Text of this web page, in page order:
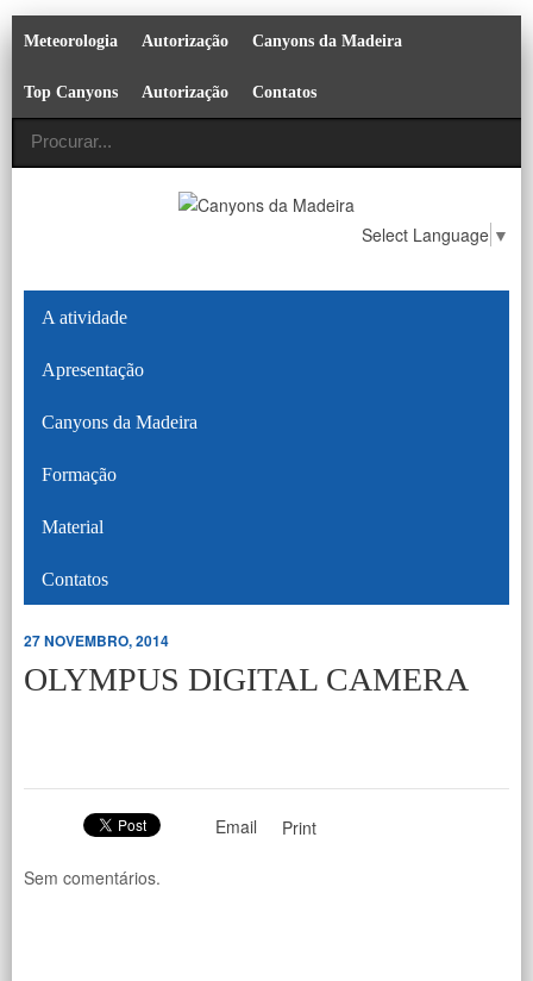
Meteorologia Autorização Canyons da Madeira
Top Canyons Autorização Contatos
Select Language ▼
A atividade
Apresentação
Canyons da Madeira
Formação
Material
Contatos
27 NOVEMBRO, 2014
OLYMPUS DIGITAL CAMERA
Email Print
Sem comentários.